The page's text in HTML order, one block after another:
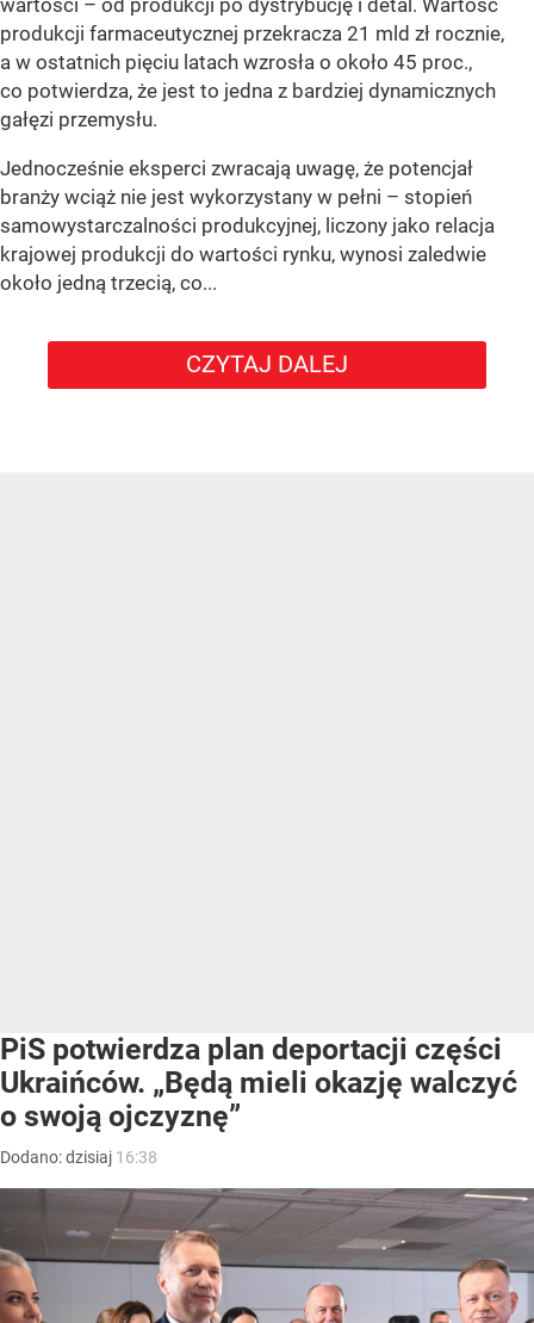
produkcji farmaceutycznej przekracza 21 mld zł rocznie,
a w ostatnich pięciu latach wzrosła o około 45 proc.,
co potwierdza, że jest to jedna z bardziej dynamicznych
gałęzi przemysłu.
Jednocześnie eksperci zwracają uwagę, że potencjał
branży wciąż nie jest wykorzystany w pełni – stopień
samowystarczalności produkcyjnej, liczony jako relacja
krajowej produkcji do wartości rynku, wynosi zaledwie
około jedną trzecią, co...
CZYTAJ DALEJ
PiS potwierdza plan deportacji części
Ukraińców. „Będą mieli okazję walczyć
o swoją ojczyznę”
Dodano:dzisiaj 16:38